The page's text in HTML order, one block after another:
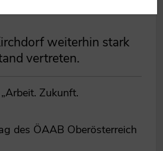
weiterhin stark
vertreten.
Zukunft.
des ÖAAB Oberösterreich